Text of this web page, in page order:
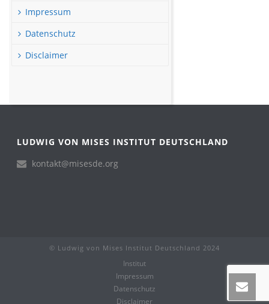
Impressum
Datenschutz
Disclaimer
LUDWIG VON MISES INSTITUT DEUTSCHLAND
kontakt@misesde.org
© Ludwig von Mises Institut Deutschland 2024
Institut
Impressum
Datenschutz
Disclaimer